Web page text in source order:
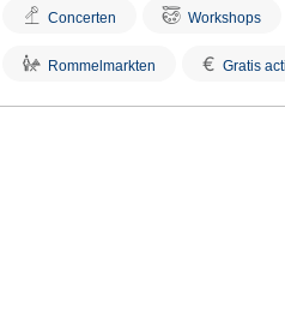
Concerten Workshops
Rommelmarkten € Gratis